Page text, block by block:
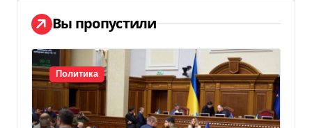
Вы пропустили
Политика